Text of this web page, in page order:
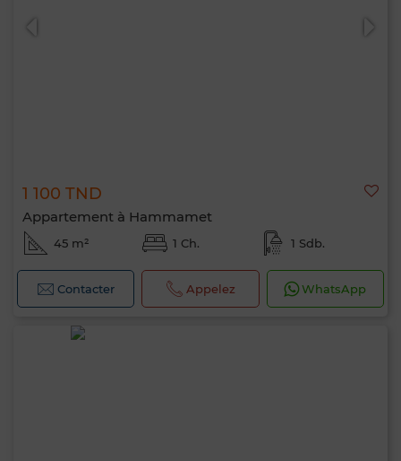
1 100 TND
Appartement à Hammamet
45 m² 1 Ch. 1 Sdb.
Contacter Appelez WhatsApp